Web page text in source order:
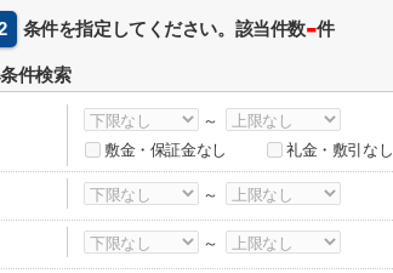
条件を指定してください。該当件数-件
件検索
～
敷金・保証金なし
礼金・敷引なし
～
～